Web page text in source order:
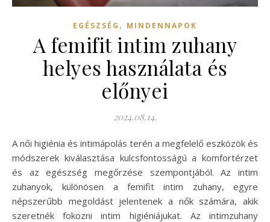
EGÉSZSÉG , MINDENNAPOK
A femifit intim zuhany
helyes használata és
előnyei
2024.08.14.
A női higiénia és intimápolás terén a megfelelő eszközök és
módszerek kiválasztása kulcsfontosságú a komfortérzet
és az egészség megőrzése szempontjából. Az intim
zuhanyok, különösen a femifit intim zuhany, egyre
népszerűbb megoldást jelentenek a nők számára, akik
szeretnék fokozni intim higiéniájukat. Az intimzuhany